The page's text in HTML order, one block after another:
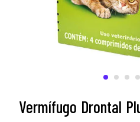
Vermífugo Drontal